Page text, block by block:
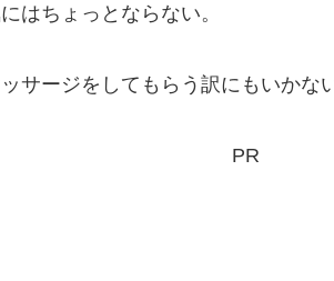
はちょっとならない。
サージをしてもらう訳にもいかな
PR